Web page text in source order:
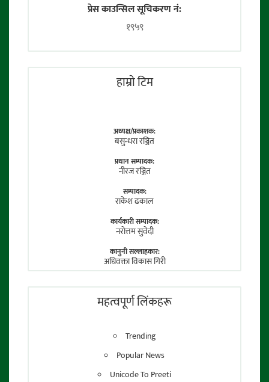
प्रेस काउन्सिल सूचिकरण नं:
१९५९
हाम्राे टिम
अध्यक्ष/प्रकाशक:
बसुन्धरा रञ्जित
प्रधान सम्पादक:
नीरज रञ्जित
सम्पादक:
राकेश ढकाल
कार्यकारी सम्पादक:
नराेत्तम सुवेदी
कानुनी सल्लाहकार:
अधिवक्ता विकास गिरी
तेजेन्द्र श्रेष्ठ
महत्वपूर्ण लिंकहरू
Trending
Popular News
Unicode To Preeti